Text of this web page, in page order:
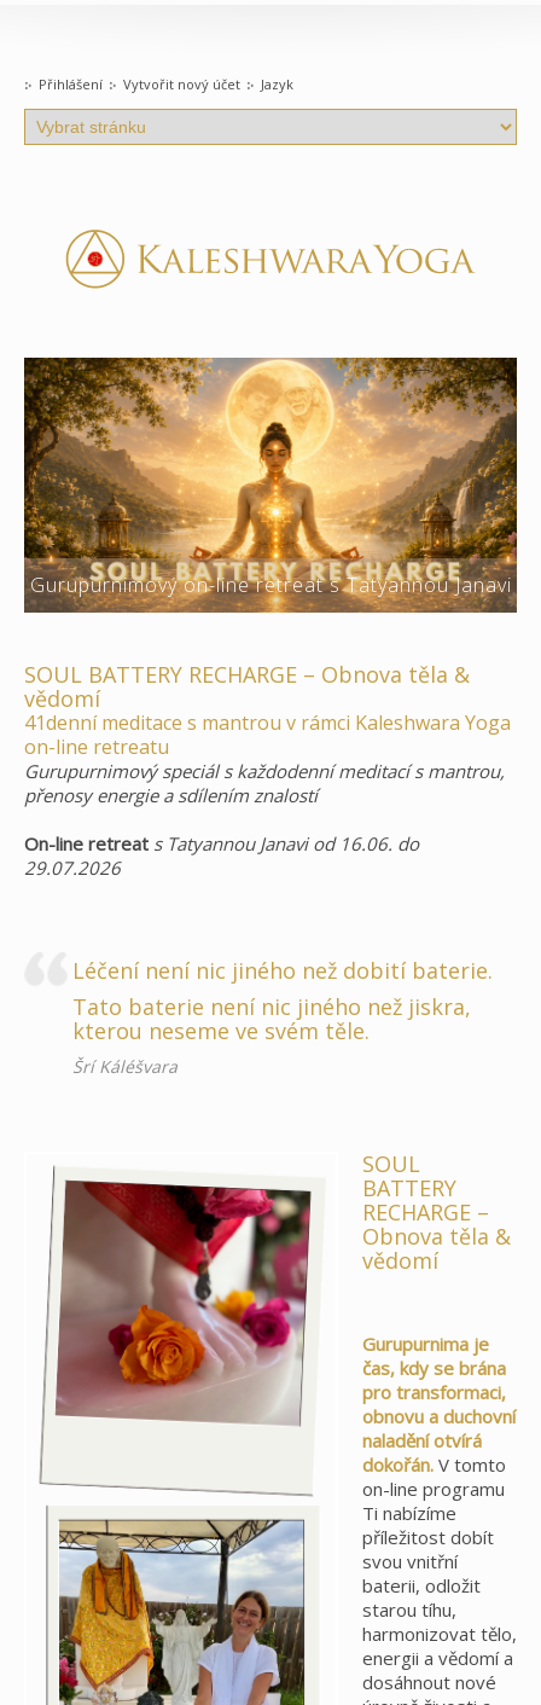
Přihlášení Vytvořit nový účet Jazyk
Gurupurnimový on-line retreat s Tatyannou Janavi
SOUL BATTERY RECHARGE – Obnova těla &
vědomí
41denní meditace s mantrou v rámci Kaleshwara Yoga
on-line retreatu
Gurupurnimový speciál s každodenní meditací s mantrou,
přenosy energie a sdílením znalostí
On-line retreat s Tatyannou Janavi od 16.06. do
29.07.2026
Léčení není nic jiného než dobití baterie.
Tato baterie není nic jiného než jiskra,
kterou neseme ve svém těle.
Šrí Káléšvara
SOUL
BATTERY
RECHARGE –
Obnova těla &
vědomí
Gurupurnima je
čas, kdy se brána
pro transformaci,
obnovu a duchovní
naladění otvírá
dokořán. V tomto
on-line programu
Ti nabízíme
příležitost dobít
svou vnitřní
baterii, odložit
starou tíhu,
harmonizovat tělo,
energii a vědomí a
dosáhnout nové